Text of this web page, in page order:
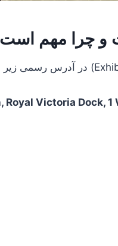
Royal Victoria Dock,